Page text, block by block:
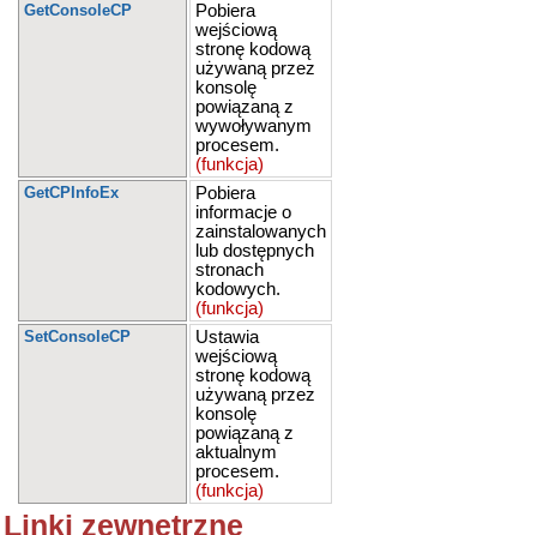
GetConsoleCP
Pobiera
wejściową
stronę kodową
używaną przez
konsolę
powiązaną z
wywoływanym
procesem.
(funkcja)
GetCPInfoEx
Pobiera
informacje o
zainstalowanych
lub dostępnych
stronach
kodowych.
(funkcja)
SetConsoleCP
Ustawia
wejściową
stronę kodową
używaną przez
konsolę
powiązaną z
aktualnym
procesem.
(funkcja)
Linki zewnętrzne